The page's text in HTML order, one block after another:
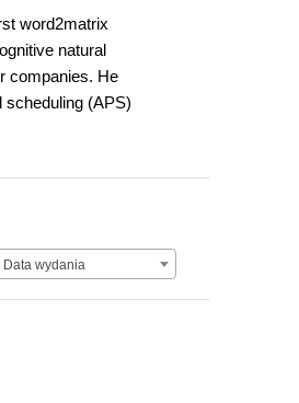
word2matrix
natural
companies. He
scheduling (APS)
wydania
Data wydania